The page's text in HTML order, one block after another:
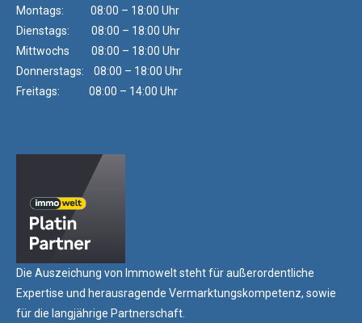
Montags: 08:00 – 18:00 Uhr
Dienstags: 08:00 – 18:00 Uhr
Mittwochs 08:00 – 18:00 Uhr
Donnerstags: 08:00 – 18:00 Uhr
Freitags: 08:00 – 14:00 Uhr
Die Auszeichung von Immowelt steht für außerordentliche
Expertise und herausragende Vermarktungskompetenz, sowie
für die langjährige Partnerschaft.